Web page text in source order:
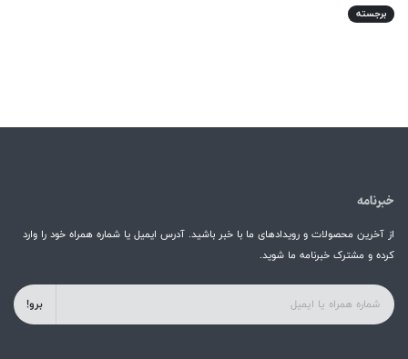
برجسته
خبرنامه
از آخرین محصولات و رویدادهای ما با خبر باشید. آدرس ایمیل یا شماره همراه خود را وارد
کرده و مشترک خبرنامه ما شوید.
برو!